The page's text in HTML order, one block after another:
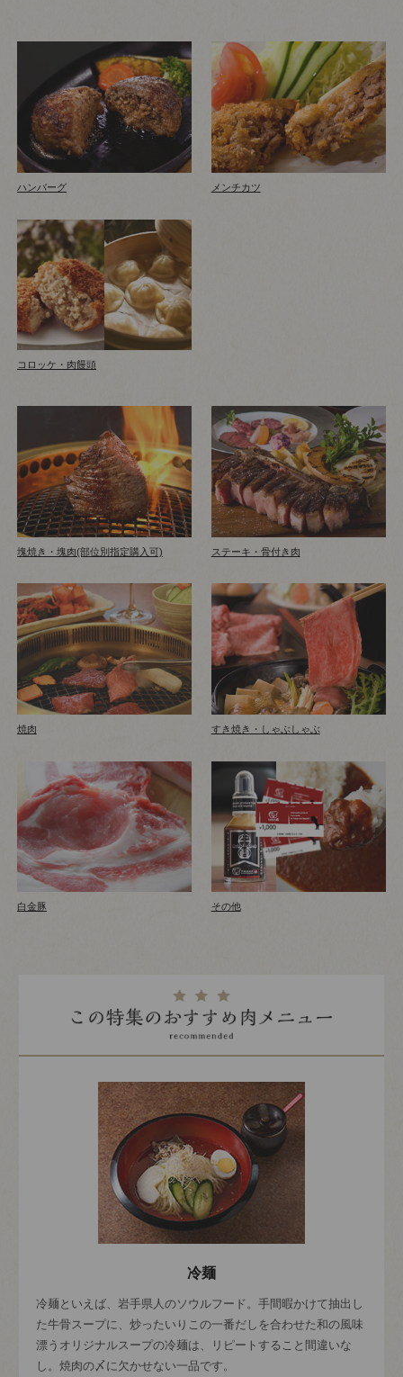
ハンバーグ メンチカツ
コロッケ・肉饅頭
塊焼き・塊肉(部位別指定購入可) ステーキ・骨付き肉
焼肉 すき焼き・しゃぶしゃぶ
白金豚 その他
冷麺
冷麺といえば、岩手県人のソウルフード。手間暇かけて抽出し
た牛骨スープに、炒ったいりこの一番だしを合わせた和の風味
漂うオリジナルスープの冷麺は、リピートすること間違いな
し。焼肉の〆に欠かせない一品です。